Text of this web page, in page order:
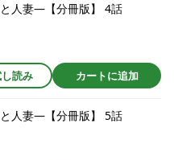
人妻―【分冊版】 4話
読み カートに追加
人妻―【分冊版】 5話